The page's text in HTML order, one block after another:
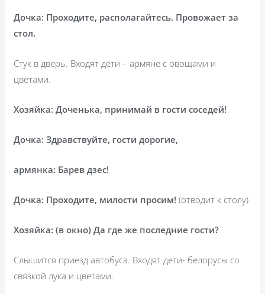
Дочка: Проходите, располагайтесь. Провожает за
стол.
Стук в дверь. Входят дети – армяне с овощами и
цветами.
Хозяйка: Доченька, принимай в гости соседей!
Дочка: Здравствуйте, гости дорогие,
армянка: Барев дзес!
Дочка: Проходите, милости просим!(отводит к столу)
Хозяйка: (в окно) Да где же последние гости?
Слышится приезд автобуса. Входят дети- белорусы со
связкой лука и цветами.